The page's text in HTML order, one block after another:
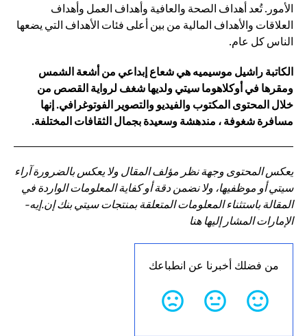
الأمور. تُعد أهداف الصحة والعافية وأهداف العمل وأهداف
العلاقات والأهداف المالية من بين أعلى فئات الأهداف التي يضعها
الناس كل عام.
الكاتبة راشيل موسيميه هي شعاع إبداعي من أشعة الشمس
ومقرها في أوكلاهوما سيتي ولديها شغف لرواية القصص من
خلال المحتوى المكتوب والفيديو والتصوير الفوتوغرافي. إنها
مسافرة شغوفة ، مندهشة وسعيدة بجمال الثقافات المختلفة.
يعكس المحتوى وجهة نظر مؤلف المقال ولا يعكس بالضرورة آراء
سيتي أو موظفيها، ولا نضمن دقة أو كفاية المعلومات الواردة في
المقالة باستثناء المعلومات المتعلقة بمنتجات سيتي بنك إن.إيه-
الإمارات المشار إليها هنا
من فضلك أخبرنا عن انطباعك